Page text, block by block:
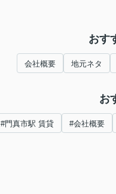
おす
会社概要 地元ネタ
お
#門真市駅 賃貸 #会社概要